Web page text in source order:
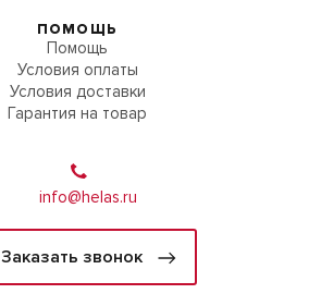
ПОМОЩЬ
Помощь
Условия оплаты
Условия доставки
Гарантия на товар
info@helas.ru
Заказать звонок